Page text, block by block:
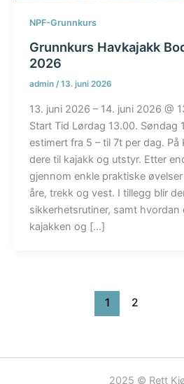
NPF-Grunnkurs
Grunnkurs Havkajakk
2026
admin /13. juni 2026
13. juni 2026 – 14. juni 2026 @
Start Tid Lørdag 13.00. Søndag
estimert fra 5 – til 7t per dag. På
dere til kajakk og utstyr. Etter
gjennom enkle praktiske
åre, trekk og vest. I tillegg blir
sikkerhetsrutiner, samt
kajakken og […]
1 2
2025 © Rett